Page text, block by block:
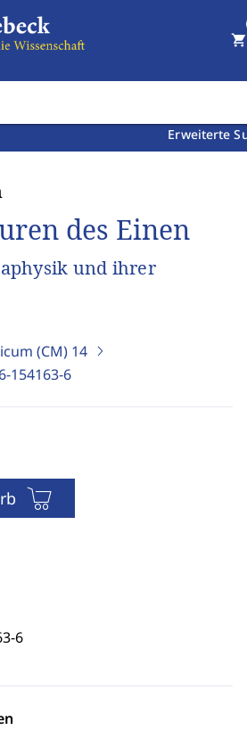
Erweiterte
shopping_cart
des Einen
und ihrer
(CM) 14
154163-6
6